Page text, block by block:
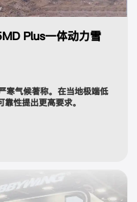
Plus一体动力雪
寒气候著称。在当地极端低
性提出更高要求。